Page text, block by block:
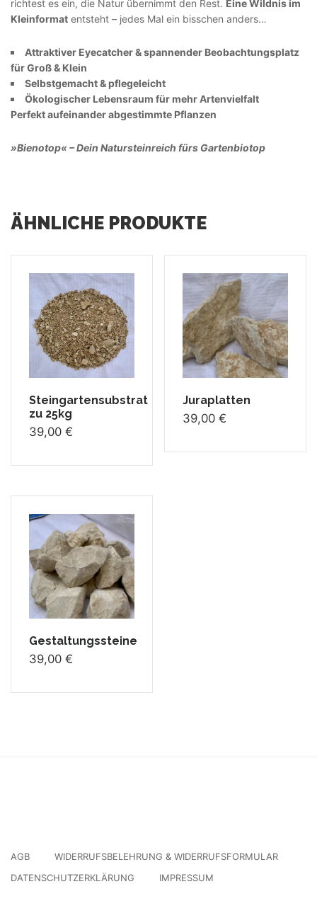
richtest es ein, die Natur übernimmt den Rest. Eine Wildnis im
Kleinformat entsteht – jedes Mal ein bisschen anders…
Attraktiver Eyecatcher & spannender Beobachtungsplatz
für Groß & Klein
Selbstgemacht & pflegeleicht
Ökologischer Lebensraum für mehr Artenvielfalt
Perfekt aufeinander abgestimmte Pflanzen
»Bienotop« – Dein Natursteinreich fürs Gartenbiotop
ÄHNLICHE PRODUKTE
Steingartensubstrat
zu 25kg
39,00 €
Juraplatten
39,00€
Gestaltungssteine
39,00 €
AGB
WIDERRUFSBELEHRUNG & WIDERRUFSFORMULAR
DATENSCHUTZERKLÄRUNG
IMPRESSUM